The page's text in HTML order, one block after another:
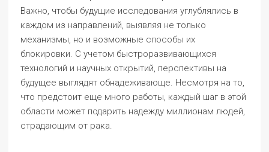
Важно, чтобы будущие исследования углублялись в
каждом из направлений, выявляя не только
механизмы, но и возможные способы их
блокировки. С учетом быстроразвивающихся
технологий и научных открытий, перспективы на
будущее выглядят обнадеживающе. Несмотря на то,
что предстоит еще много работы, каждый шаг в этой
области может подарить надежду миллионам людей,
страдающим от рака.